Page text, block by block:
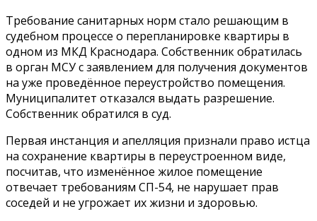
Требование санитарных норм стало решающим в
судебном процессе о перепланировке квартиры в
одном из МКД Краснодара. Собственник обратилась
в орган МСУ с заявлением для получения документов
на уже проведённое переустройство помещения.
Муниципалитет отказался выдать разрешение.
Собственник обратился в суд.
Первая инстанция и апелляция признали право истца
на сохранение квартиры в переустроенном виде,
посчитав, что изменённое жилое помещение
отвечает требованиям СП-54, не нарушает прав
соседей и не угрожает их жизни и здоровью.